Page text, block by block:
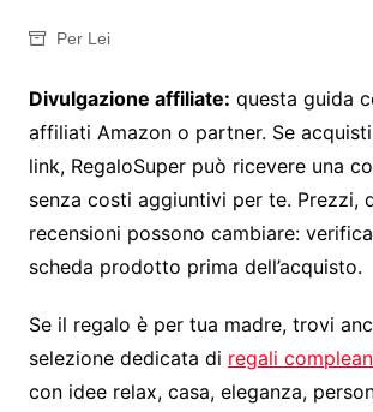
Per Lei
Divulgazione affiliate: questa guida
affiliati Amazon o partner. Se
link, RegaloSuper può ricevere una
senza costi aggiuntivi per te. Prezzi,
recensioni possono cambiare:
scheda prodotto prima dell’acquisto.
Se il regalo è per tua madre, trovi
selezione dedicata di regali
con idee relax, casa, eleganza,